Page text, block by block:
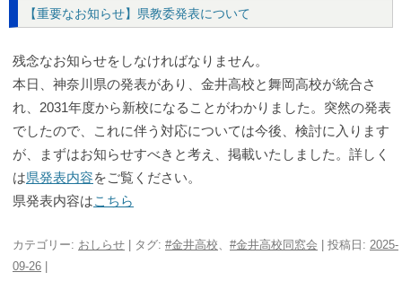
【重要なお知らせ】県教委発表について
残念なお知らせをしなければなりません。
本日、神奈川県の発表があり、金井高校と舞岡高校が統合さ
れ、2031年度から新校になることがわかりました。突然の発表
でしたので、これに伴う対応については今後、検討に入ります
が、まずはお知らせすべきと考え、掲載いたしました。詳しく
は県発表内容をご覧ください。
県発表内容はこちら
カテゴリー: おしらせ | タグ: #金井高校 #金井高校同窓会 | 投稿日: 2025-
09-26 |